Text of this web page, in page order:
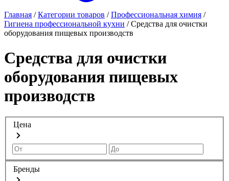
Главная / Категории товаров / Профессиональная химия /
Гигиена профессиональной кухни / Средства для очистки
оборудования пищевых производств
Средства для очистки
оборудования пищевых
производств
Цена
Бренды